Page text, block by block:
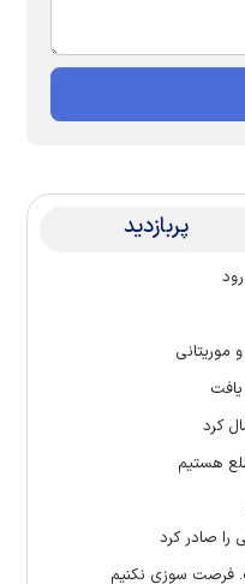
پربازدید
موریتانی
کرد
هستیم
را صادر کرد
فرصت سوزی نکنیم